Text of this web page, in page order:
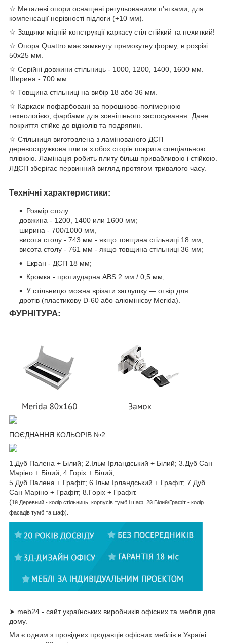
☆ Металеві опори оснащені регульованими п'ятками, для
компенсації нерівності підлоги (+10 мм).
☆ Завдяки міцній конструкції каркасу стіл стійкий та нехиткий!
☆ Опора Quattro має замкнуту прямокутну форму, в розрізі
50х25 мм.
☆ Серійні довжини стільниць - 1000, 1200, 1400, 1600 мм.
Ширина - 700 мм.
☆ Товщина стільниці на вибір 18 або 36 мм.
☆ Каркаси пофарбовані за порошково-полімерною
технологією, фарбами для зовнішнього застосування. Дане
покриття стійке до відколів та подряпин.
☆ Стільниця виготовлена з ламінованого ДСП —
деревостружкова плита з обох сторін покрита спеціальною
плівкою. Ламінація робить плиту більш привабливою і стійкою.
ЛДСП зберігає первинний вигляд протягом тривалого часу.
Технічні характеристики:
Розмір столу:
довжина - 1200, 1400 или 1600 мм;
ширина - 700/1000 мм,
висота столу - 743 мм - якщо товщина стільниці 18 мм,
висота столу - 761 мм - якщо товщина стільниці 36 мм;
Екран - ДСП 18 мм;
Кромка - протиударна ABS 2 мм / 0,5 мм;
У стільницю можна врізати заглушку — отвір для
дротів (пластикову D-60 або алюмінієву Merida).
ФУРНІТУРА:
ПОЄДНАННЯ КОЛЬОРІВ №2:
1.Дуб Палена + Білий; 2.Ільм Ірландський + Білий; 3.Дуб Сан
Маріно + Білий; 4.Горіх + Білий;
5.Дуб Палена + Графіт; 6.Ільм Ірландський + Графіт; 7.Дуб
Сан Маріно + Графіт; 8.Горіх + Графіт.
(1й Деревний - колір стільниць, корпусів тумб і шаф. 2й Білий/Графіт - колір
фасадів тумб та шаф).
➤ meb24 - сайт українських виробників офісних та меблів для
дому.
Ми є одним з провідних продавців офісних меблів в Україні